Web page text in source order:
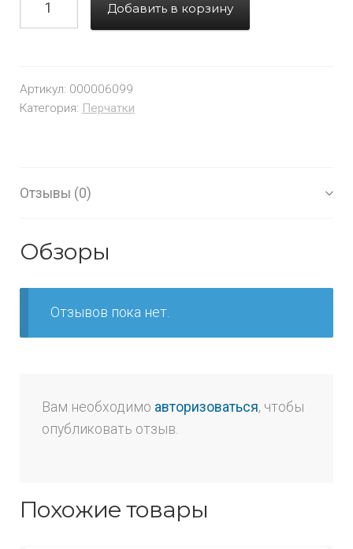
Добавить в корзину
Артикул: 000006099
Категория: Перчатки
Отзывы (0)
Обзоры
Отзывов пока нет.
Вам необходимо авторизоваться, чтобы
опубликовать отзыв.
Похожие товары